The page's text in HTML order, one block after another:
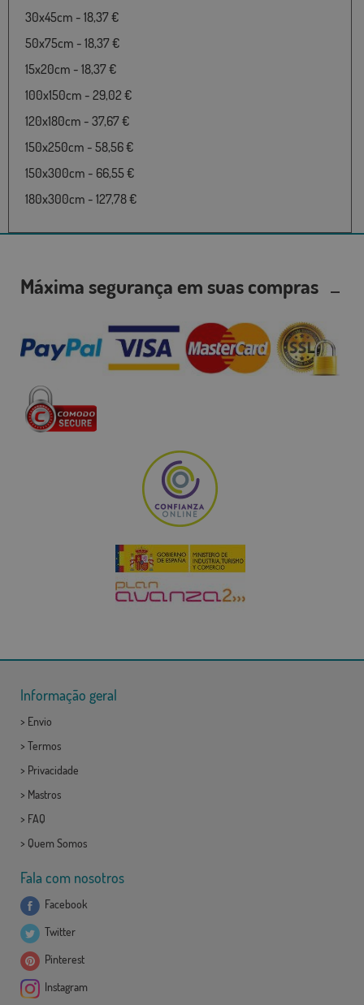
30x45cm - 18,37 €
50x75cm - 18,37 €
15x20cm - 18,37 €
100x150cm - 29,02 €
120x180cm - 37,67 €
150x250cm - 58,56 €
150x300cm - 66,55 €
180x300cm - 127,78 €
Máxima segurança em suas compras
Informação geral
> Envio
> Termos
> Privacidade
> Mastros
> FAQ
> Quem Somos
Fala com nosotros
Facebook
Twitter
Pinterest
Instagram